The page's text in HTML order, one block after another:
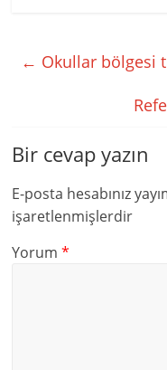
← Okullar bölgesi
Bir cevap yazın
E-posta hesabınız
işaretlenmişlerdir
Yorum*